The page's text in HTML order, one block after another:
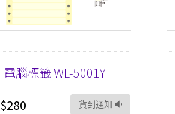
電腦標籤 WL-5001Y
$280
貨到通知